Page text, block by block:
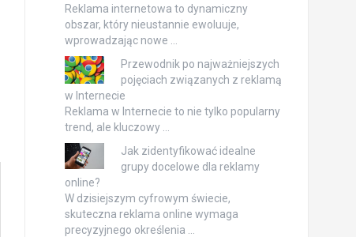
Reklama internetowa to dynamiczny
obszar, który nieustannie ewoluuje,
wprowadzając nowe …
Przewodnik po najważniejszych
pojęciach związanych z reklamą
w Internecie
Reklama w Internecie to nie tylko popularny
trend, ale kluczowy …
Jak zidentyfikować idealne
grupy docelowe dla reklamy
online?
W dzisiejszym cyfrowym świecie,
skuteczna reklama online wymaga
precyzyjnego określenia …